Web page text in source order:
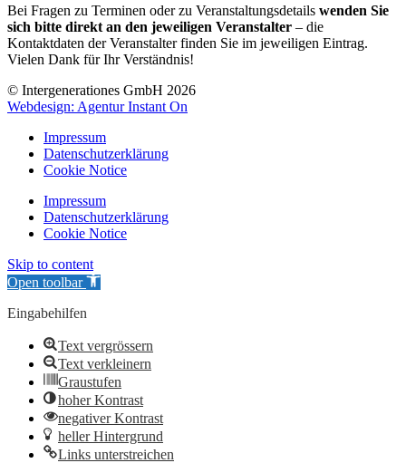
Bei Fragen zu Terminen oder zu Veranstaltungsdetails wenden Sie
sich bitte direkt an den jeweiligen Veranstalter – die
Kontaktdaten der Veranstalter finden Sie im jeweiligen Eintrag.
Vielen Dank für Ihr Verständnis!
© Intergenerationes GmbH 2026
Webdesign: Agentur Instant On
Impressum
Datenschutzerklärung
Cookie Notice
Impressum
Datenschutzerklärung
Cookie Notice
Skip to content
Open toolbar
Eingabehilfen
Text vergrössern
Text verkleinern
Graustufen
hoher Kontrast
negativer Kontrast
heller Hintergrund
Links unterstreichen